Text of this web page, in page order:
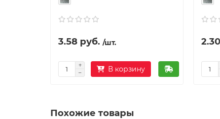
3.58 руб. /шт.
В корзину
Похожие товары